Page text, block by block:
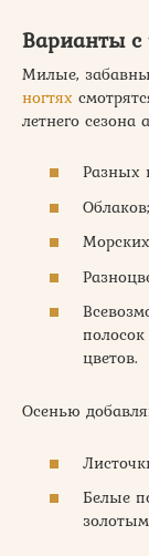
Варианты с
Милые,
ногтях
летнего сезона
Разных
Облаков;
полосок
цветов.
Осенью
Белые